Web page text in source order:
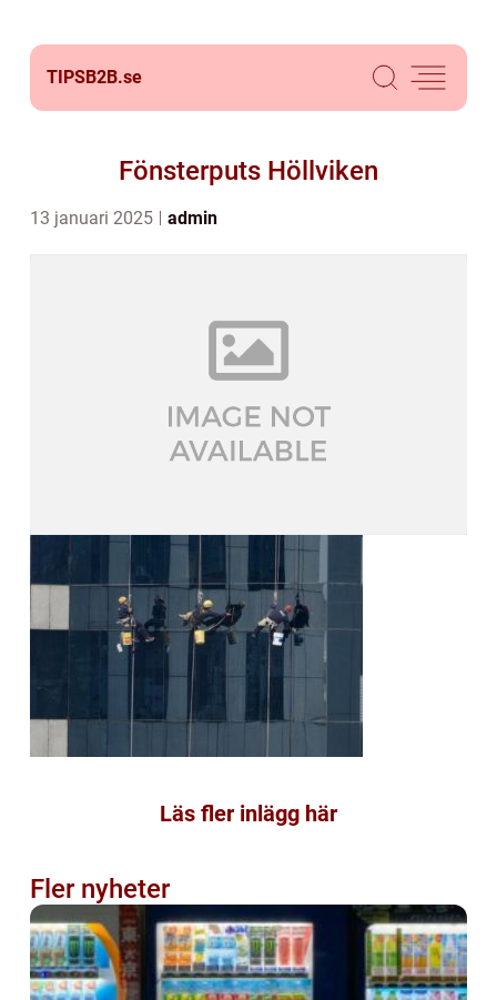
TIPSB2B.se
Fönsterputs Höllviken
13 januari 2025 admin
Läs fler inlägg här
Fler nyheter